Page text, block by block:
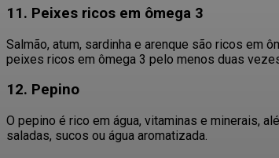
11. Peixes ricos em ômega 3
Salmão, atum, sardinha e arenque são ricos em
peixes ricos em ômega 3 pelo menos duas
12. Pepino
O pepino é rico em água, vitaminas e minerais,
saladas, sucos ou água aromatizada.